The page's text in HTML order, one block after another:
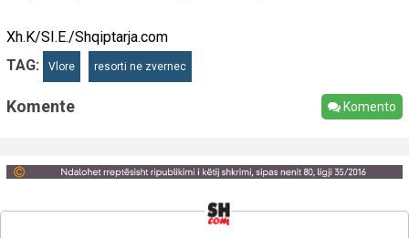
Xh.K/SI.E./Shqiptarja.com
TAG:
Vlore resorti ne zvernec
Komente Komento